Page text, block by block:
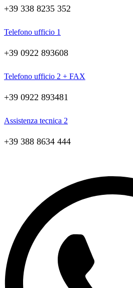
+39 338 8235 352
Telefono ufficio 1
+39 0922 893608
Telefono ufficio 2 + FAX
+39 0922 893481
Assistenza tecnica 2
+39 388 8634 444